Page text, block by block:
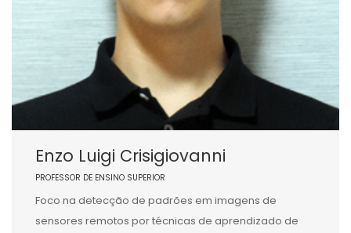
Enzo Luigi Crisigiovanni
PROFESSOR DE ENSINO SUPERIOR
Foco na detecção de padrões em imagens de
sensores remotos por técnicas de aprendizado de